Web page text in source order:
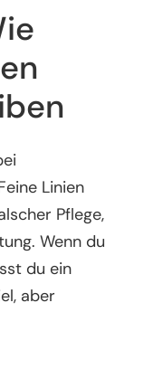
Linien
Pflege,
Wenn du
du ein
aber